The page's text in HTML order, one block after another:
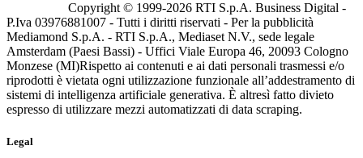
Copyright © 1999-2026 RTI S.p.A. Business Digital -
P.Iva 03976881007 - Tutti i diritti riservati - Per la pubblicità
Mediamond S.p.A. - RTI S.p.A., Mediaset N.V., sede legale
Amsterdam (Paesi Bassi) - Uffici Viale Europa 46, 20093 Cologno
Monzese (MI)Rispetto ai contenuti e ai dati personali trasmessi e/o
riprodotti è vietata ogni utilizzazione funzionale all’addestramento di
sistemi di intelligenza artificiale generativa. È altresì fatto divieto
espresso di utilizzare mezzi automatizzati di data scraping.
Legal